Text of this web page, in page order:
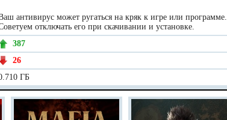
антивирус может ругаться на кряк к игре или программе.
отключать его при скачивании и установке.
387
26
ГБ